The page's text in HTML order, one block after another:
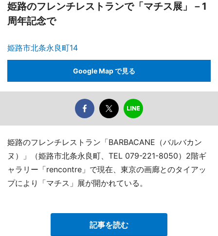
姫路のフレンチレストランで「マチス展」－1
周年記念で
姫路市北条永良町14
Google Map で見る
姫路のフレンチレストラン「BARBACANE（バルバカン
ヌ）」（姫路市北条永良町、TEL 079-221-8050）2階ギ
ャラリー「rencontre」で現在、東京の画廊とのタイアッ
プにより「マチス」展が開かれている。
記事を読む